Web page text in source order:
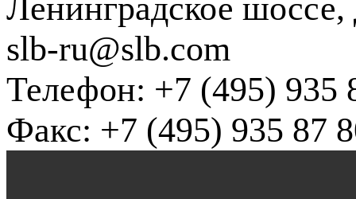
Ленинградское
slb-ru@slb.com
Телефон: +7 (495) 935
Факс: +7 (495) 935 87